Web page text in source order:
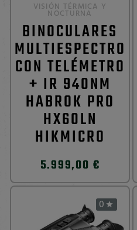
VISIÓN TÉRMICA Y
NOCTURNA
BINOCULARES
MULTIESPECTRO
CON TELÉMETRO
+ IR 940NM
HABROK PRO
HX60LN
HIKMICRO
5.999,00 €
0 